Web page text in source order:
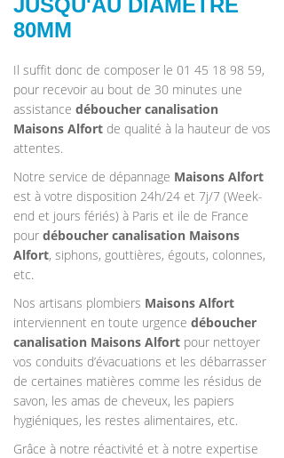
80MM
Il suffit donc de composer le 01 45 18 98 59,
pour recevoir au bout de 30 minutes une
assistance déboucher canalisation
Maisons Alfort de qualité à la hauteur de vos
attentes.
Notre service de dépannage Maisons Alfort
est à votre disposition 24h/24 et 7j/7 (Week-
end et jours fériés) à Paris et ile de France
pour déboucher canalisation Maisons
Alfort, siphons, gouttières, égouts, colonnes,
etc.
Nos artisans plombiers Maisons Alfort
interviennent en toute urgence déboucher
canalisation Maisons Alfort pour nettoyer
vos conduits d’évacuations et les débarrasser
de certaines matières comme les résidus de
savon, les amas de cheveux, les papiers
hygiéniques, les restes alimentaires, etc.
Grâce à notre réactivité et à notre expertise